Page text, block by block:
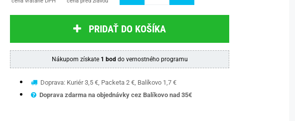
PRIDAŤ DO KOŠÍKA
Nákupom získate 1 bod do vernostného programu
Doprava: Kuriér 3,5 €, Packeta 2 €, Balíkovo 1,7 €
Doprava zdarma na objednávky cez Balíkovo nad 35€